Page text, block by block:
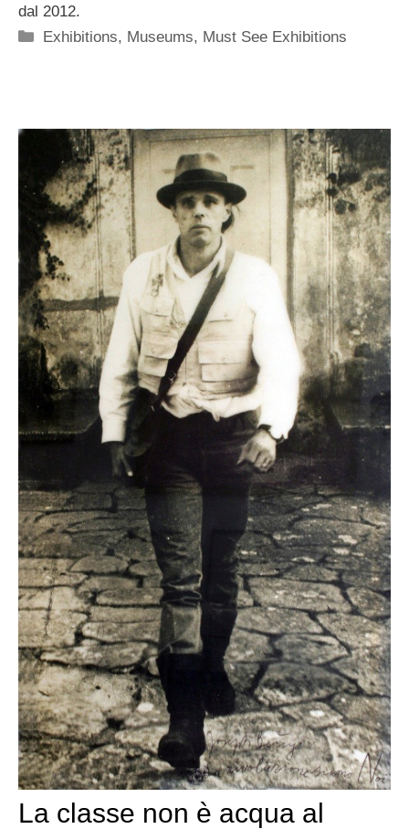
dal 2012.
Categorie
Exhibitions, Museums, Must See Exhibitions
La classe non è acqua al